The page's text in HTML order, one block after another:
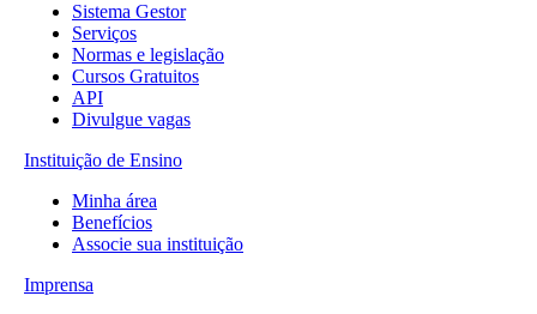
Sistema Gestor
Serviços
Normas e legislação
Cursos Gratuitos
API
Divulgue vagas
Instituição de Ensino
Minha área
Benefícios
Associe sua instituição
Imprensa